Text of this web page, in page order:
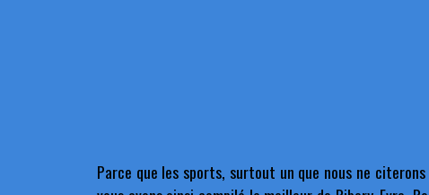
Parce que les sports, surtout un que nous ne